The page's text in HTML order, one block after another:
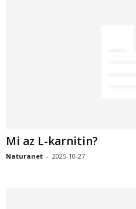
Mi az L-karnitin?
Naturanet - 2025-10-27